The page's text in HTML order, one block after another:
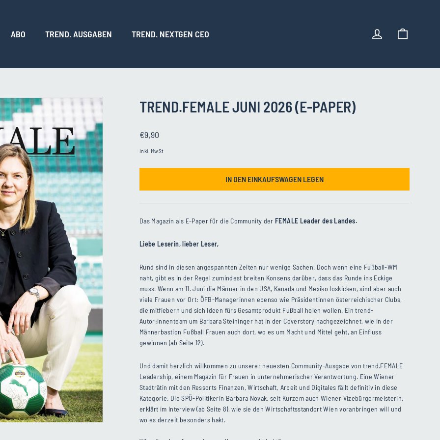
ABO TREND. AUSGABEN TREND. NEXTGEN CEO EINLOGGEN
TREND.FEMALE JUNI 2026 (E-PAPER)
Normaler
€9,90
inkl. MwSt.
IN DEN EINKAUFSWAGEN LEGEN
Das Magazin als E-Paper für die Community der FEMALE Leader des Landes.
Liebe Leserin, lieber Leser,
Rund sind in diesen angespannten Zeiten nur wenige Sachen. Doch wenn eine Fußball-WM
naht, gibt es in der Regel zumindest breiten Konsens darüber, dass das Runde ins Eckige
muss. Wenn am 11. Juni die Männer in den USA, Kanada und Mexiko loskicken, sind aber auch
viele Frauen vor Ort: ÖFB-Managerinnen ebenso wie Präsidentinnen österreichischer Clubs,
die mitfiebern und sich Ideen fürs Gesamtprodukt Fußball holen wollen. Ein trend-
Autor:innenteam um Barbara Steininger hat in der Coverstory nachgezeichnet, wie in der
Männerbastion Fußball Frauen auch dort, wo es um Macht und Mittel geht, an Einfluss
gewinnen (ab Seite 12).
Und damit herzlich willkommen zu unserer neuesten Community-Ausgabe von trend.FEMALE
Leadership, einem Magazin für Frauen in unternehmerischer Verantwortung. Eine Wiener
Stadträtin mit den Ressorts Finanzen, Wirtschaft, Arbeit und Digitales fällt definitiv in diese
Kategorie. Die SPÖ-Politikerin Barbara Novak, seit Kurzem auch Wiener Vizebürgermeisterin,
erklärt im Interview (ab Seite 8), wie sie den Wirtschaftsstandort Wien voranbringen will und
wo es derzeit besonders hakt.